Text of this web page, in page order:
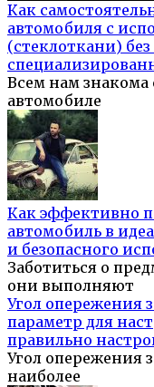
Как
автомобиля с
(стеклоткани)
Всем нам знакома
автомобиле
Как эффективно
автомобиль в
и безопасного
Заботиться о
они выполняют
Угол опережения
параметр для
правильно
Угол опережения
наиболее